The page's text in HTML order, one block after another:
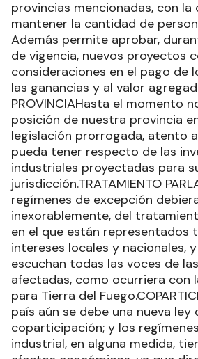
provincias mencionadas, con la
mantener la cantidad de
Además permite aprobar,
de vigencia, nuevos proyectos
consideraciones en el pago de
las ganancias y al valor
PROVINCIAHasta el momento
posición de nuestra provincia
legislación prorrogada, atento
pueda tener respecto de las
industriales proyectadas para
jurisdicción.TRATAMIENTO
regímenes de excepción
inexorablemente, del
en el que están representados
intereses locales y nacionales,
escuchan todas las voces de
afectadas, como ocurriera con
para Tierra del
país aún se debe una nueva ley
coparticipación; y los
industrial, en alguna medida,